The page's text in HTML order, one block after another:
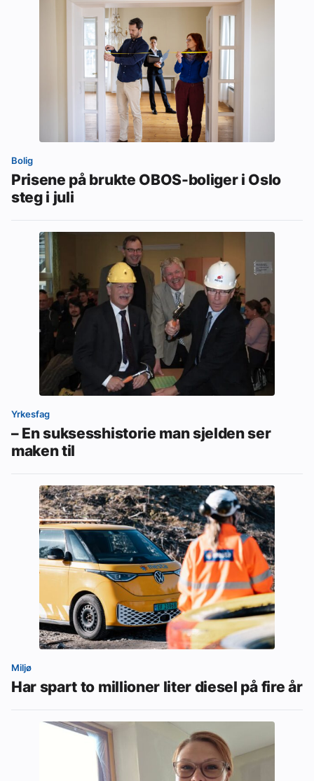
Bolig
Prisene på brukte OBOS-boliger i Oslo
steg i juli
Yrkesfag
– En suksesshistorie man sjelden ser
maken til
Miljø
Har spart to millioner liter diesel på fire år